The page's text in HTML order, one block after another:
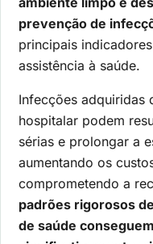
prevenção de
principais
assistência à saúde.
Infecções adquiridas
hospitalar podem
sérias e prolongar a
aumentando os
comprometendo a
padrões rigorosos
de saúde